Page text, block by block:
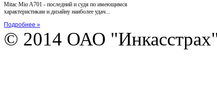
Mitac Mio A701 - последний и судя по имеющимся
характеристикам и дизайну наиболее удач...
Подробнее »
© 2014 ОАО